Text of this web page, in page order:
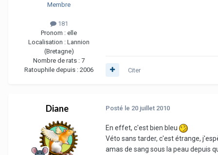
Membre
181
Pronom : elle
Localisation : Lannion
(Bretagne)
Nombre de rats : 7
Ratouphile depuis : 2006 Citer
Diane Posté le 20 juillet 2010
En effet, c'est bien bleu
Véto sans tarder, c'est étrange,
amas de sang sous la peau depuis